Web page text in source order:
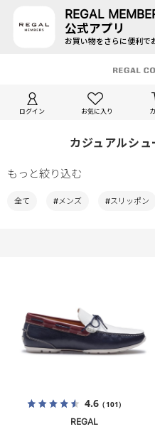
REGAL
公式アプリ
お買い物をさらに便利で
ログイン お気に入り
カジュアルシ
もっと絞り込む
全て #メンズ #スリッポン
4.6（101）
REGAL